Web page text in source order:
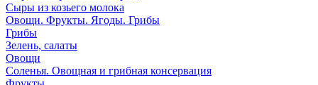
Сыры из козьего молока
Овощи. Фрукты. Ягоды. Грибы
Грибы
Зелень, салаты
Овощи
Соленья. Овощная и грибная консервация